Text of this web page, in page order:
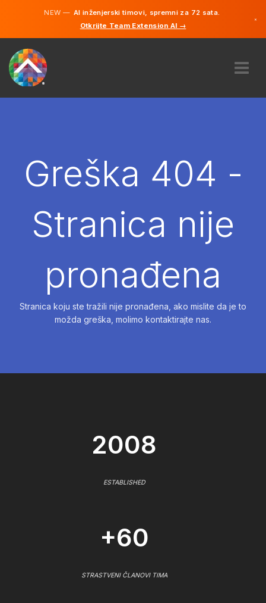
NEW —AI inženjerski timovi, spremni za 72 sata.
Otkrijte Team Extension AI →
×
NAJAMGreška 404 -
Stranica nije
pronađena
Stranica koju ste tražili nije pronađena, ako mislite da je to
možda greška, molimo kontaktirajte nas.
2008
ESTABLISHED
+60
STRASTVENI ČLANOVI TIMA